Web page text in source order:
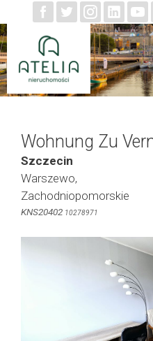
Inhalt
springen
Wohnung Zu
Szczecin
Warszewo,
Zachodniopomorskie
KNS20402 10278971